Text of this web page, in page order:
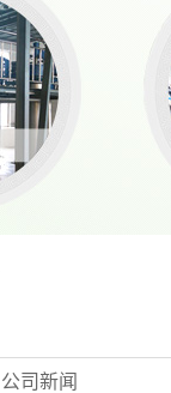
公司新闻